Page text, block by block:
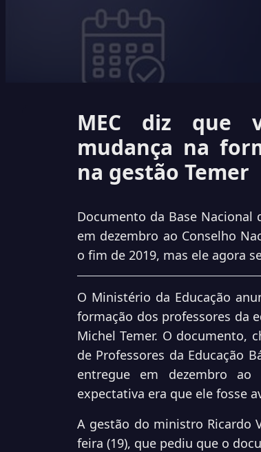
MEC diz que
mudança na
na gestão Temer
Documento da Base Nacional
em dezembro ao Conselho
o fim de 2019, mas ele agora
O Ministério da Educação
formação dos professores da
Michel Temer. O documento,
de Professores da Educação
entregue em dezembro ao
expectativa era que ele fosse
A gestão do ministro Ricardo
feira (19), que pediu que o